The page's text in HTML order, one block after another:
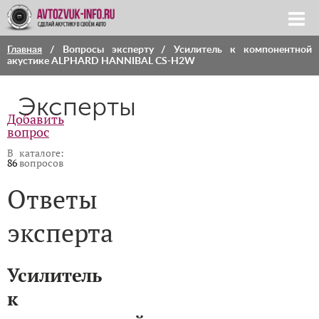
Главная / Вопросы эксперту/ Усилитель к компонентной
акустике ALPHARD HANNIBAL CS-H2W
Эксперты
Добавить
вопрос
В каталоге:
86вопросов
Ответы
эксперта
Усилитель
к